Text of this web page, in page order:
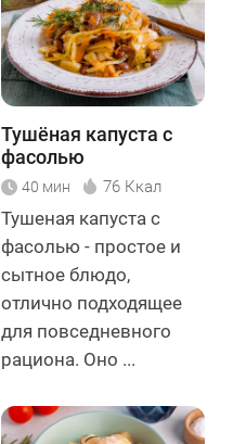
Тушёная капуста с
фасолью
40 мин 76 Ккал
Тушеная капуста с
фасолью - простое и
сытное блюдо,
отлично подходящее
для повседневного
рациона. Оно ...